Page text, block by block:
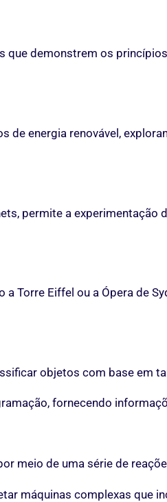
demonstrem os
de energia renovável,
permite a
Eiffel ou a Ópera de
objetos com base em
fornecendo
meio de uma série de
máquinas complexas que